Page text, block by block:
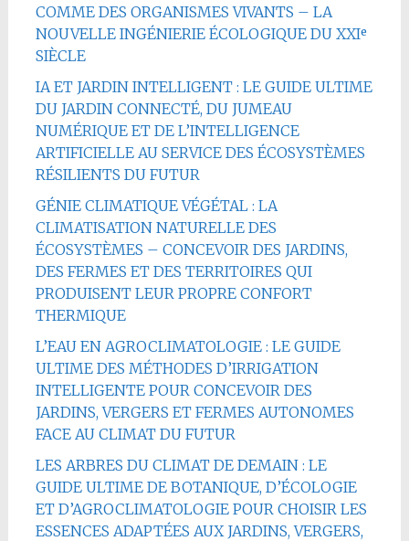
COMME DES ORGANISMES VIVANTS – LA
NOUVELLE INGÉNIERIE ÉCOLOGIQUE DU XXIᵉ
SIÈCLE
IA ET JARDIN INTELLIGENT : LE GUIDE ULTIME
DU JARDIN CONNECTÉ, DU JUMEAU
NUMÉRIQUE ET DE L’INTELLIGENCE
ARTIFICIELLE AU SERVICE DES ÉCOSYSTÈMES
RÉSILIENTS DU FUTUR
GÉNIE CLIMATIQUE VÉGÉTAL : LA
CLIMATISATION NATURELLE DES
ÉCOSYSTÈMES – CONCEVOIR DES JARDINS,
DES FERMES ET DES TERRITOIRES QUI
PRODUISENT LEUR PROPRE CONFORT
THERMIQUE
L’EAU EN AGROCLIMATOLOGIE : LE GUIDE
ULTIME DES MÉTHODES D’IRRIGATION
INTELLIGENTE POUR CONCEVOIR DES
JARDINS, VERGERS ET FERMES AUTONOMES
FACE AU CLIMAT DU FUTUR
LES ARBRES DU CLIMAT DE DEMAIN : LE
GUIDE ULTIME DE BOTANIQUE, D’ÉCOLOGIE
ET D’AGROCLIMATOLOGIE POUR CHOISIR LES
ESSENCES ADAPTÉES AUX JARDINS, VERGERS,